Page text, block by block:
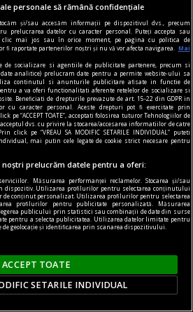
piață s-a pierdut printre
unde vor merge încălcările
de piață și cele privind
Europene?
personale să rămână confidențiale
și/sau accesăm informații pe dispozitivul dvs., precum
prelucrarea datelor cu caracter personal. Puteți accepta sau
clic mai jos sau în orice moment, pe pagina cu politica de
fi raportate partenerilor noștri și nu vă vor afecta navigarea.
Mai
de socializare si agentiile de publicitate partenere, precum si
analitice) prelucram date pentru a permite website-ului sa
continutul si anunturile publicitare afisate in functie de
a va oferi functionalitati aferente retelelor de socializare si
Beneficiati de drepturile prevazute de art. 15-22 din GDPR in
cu caracter personal. Aceste drepturi pot fi exercitate prin
pe “ACCEPT TOATE”, acceptati folosirea tuturor Tehnologiilor de
dvs. cu privire la stocarea/accesarea informatiilor de catre
click pe “VREAU SA MODIFIC SETARILE INDIVIDUAL” puteti
mai putin cele legate de cookie strict necesare pentru
prelucrăm datele pentru a oferi:
Măsurarea performanței reclamelor. Stocarea și/sau
dispozitiv. Utilizarea profilurilor pentru selectarea conținutului
de conținut personalizat. Utilizarea profilurilor pentru selectarea
profilurilor pentru publicitate personalizată. Măsurarea
publicului prin statistici sau combinații de date din surse
pentru a selecta publicitatea. Utilizarea datelor limitate pentru
de geolocație și identificarea prin scanarea dispozitivului.
ACCEPT TOATE
SETARILE INDIVIDUAL